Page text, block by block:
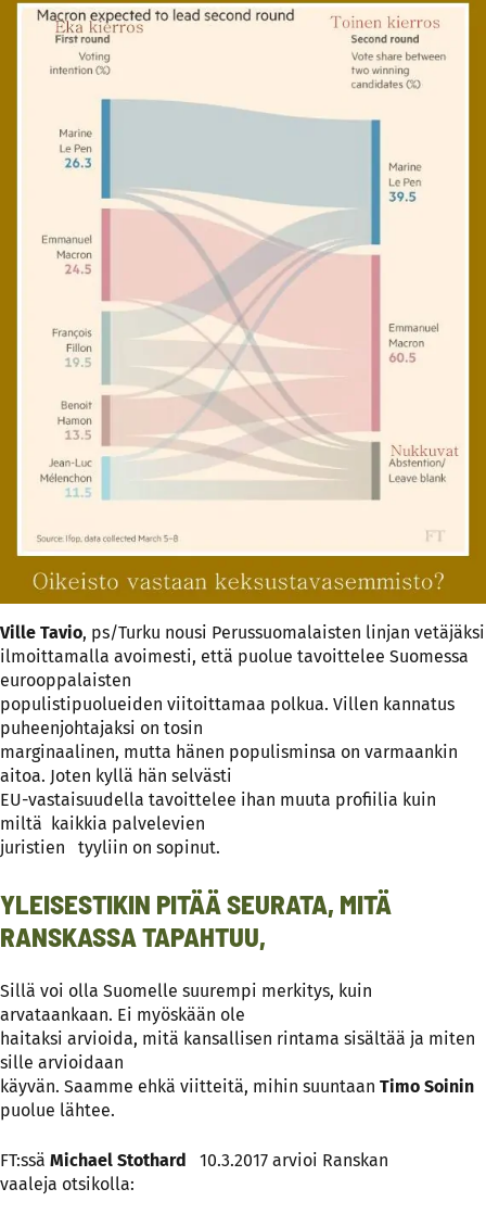
Ville Tavio, ps/Turku nousi Perussuomalaisten linjan vetäjäksi
ilmoittamalla avoimesti, että puolue tavoittelee Suomessa
eurooppalaisten
populistipuolueiden viitoittamaa polkua. Villen kannatus
puheenjohtajaksi on tosin
marginaalinen, mutta hänen populisminsa on varmaankin
aitoa. Joten kyllä hän selvästi
EU-vastaisuudella tavoittelee ihan muuta profiilia kuin
miltä kaikkia palvelevien
juristien tyyliin on sopinut.
YLEISESTIKIN PITÄÄ SEURATA, MITÄ
RANSKASSA TAPAHTUU,
Sillä voi olla Suomelle suurempi merkitys, kuin
arvataankaan. Ei myöskään ole
haitaksi arvioida, mitä kansallisen rintama sisältää ja miten
sille arvioidaan
käyvän. Saamme ehkä viitteitä, mihin suuntaan Timo Soinin
puolue lähtee.
FT:ssä Michael Stothard 10.3.2017 arvioi Ranskan
vaaleja otsikolla: